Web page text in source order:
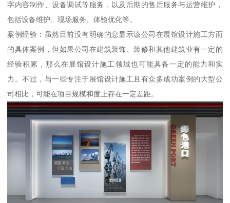
字内容制作、设备调试等服务，以及后期的售后服务与运营维护，
包括设备维护、现场服务、体验优化等。
案例经验：虽然目前没有明确的息显示该公司在展馆设计施工方面
的具体案例，但如果公司在建筑装饰、装修和其他建筑业有一定的
经验积累，那么在展馆设计施工领域也可能具备一定的能力和实
力。不过，与一些专注于展馆设计施工且有众多成功案例的大型公
司相比，可能在项目规模和度上存在一定差距。